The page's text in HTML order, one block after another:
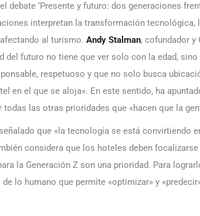
debate ‘Presente y futuro: dos generaciones
interpretan la transformación tecnológica,
al turismo. Andy Stalman, cofundador y
del futuro no tiene que ver solo con la edad,
respetuoso y que no solo busca
en el que se aloja». En este sentido, ha
las otras prioridades que «hacen que la
que «la tecnología se está convirtiendo
considera que los hoteles deben focalizarse
la Generación Z son una prioridad. Para
lo humano que permite «optimizar» y